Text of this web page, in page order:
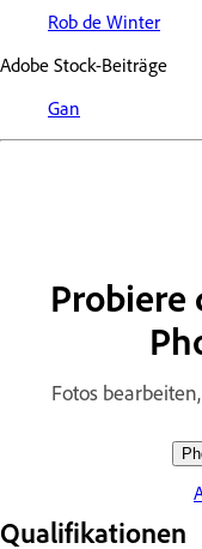
Rob de Winter
Adobe Stock-Beiträge
Gan
Probiere
Fotos
Qualifikationen